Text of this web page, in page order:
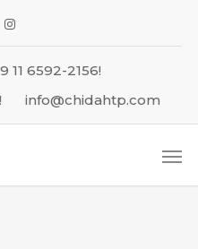
11 6592-2156!
info@chidahtp.com